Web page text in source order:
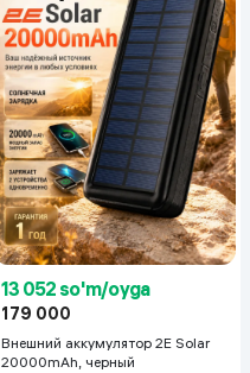
13 052 so'm/oyga
179 000
Внешний аккумулятор 2E Solar
20000mAh, черный